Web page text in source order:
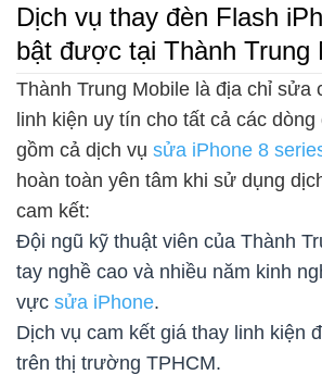
Dịch vụ thay đèn Flash
bật được tại Thành Trung
Thành Trung Mobile là địa chỉ sửa
linh kiện uy tín cho tất cả các
gồm cả dịch vụ sửa iPhone 8
hoàn toàn yên tâm khi sử dụng
cam kết:
Đội ngũ kỹ thuật viên của Thành
tay nghề cao và nhiều năm kinh
vực sửa iPhone.
Dịch vụ cam kết giá thay linh kiện
trên thị trường TPHCM.